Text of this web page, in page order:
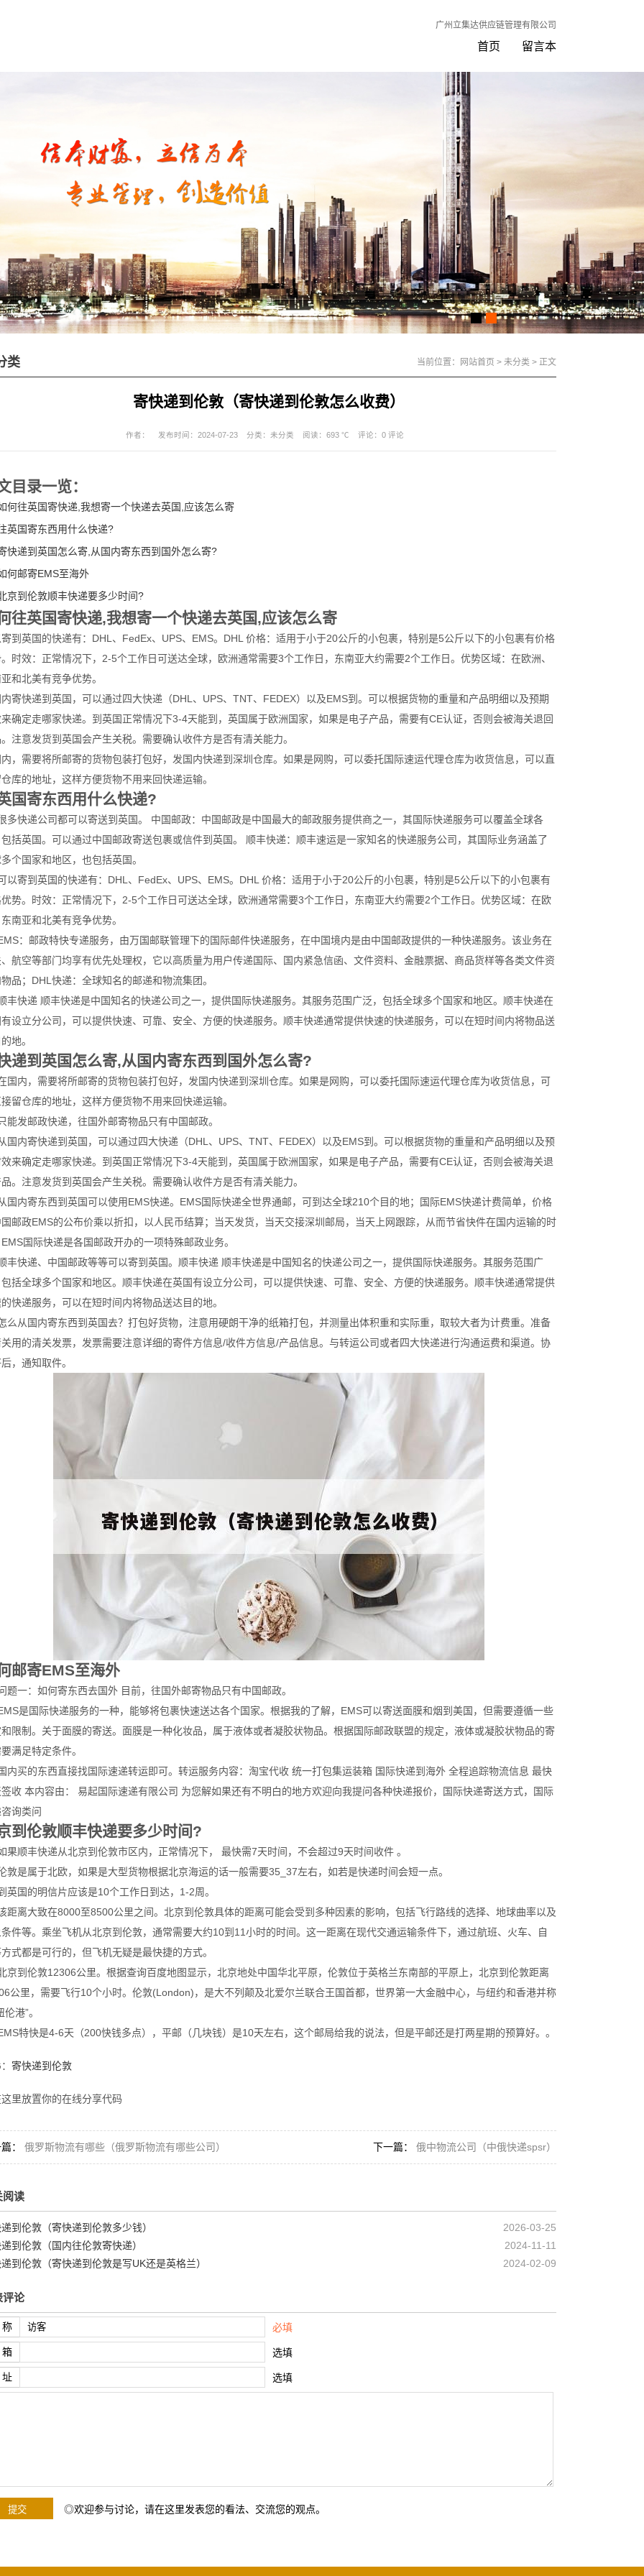
广州立集达供应链管理有限公司
首页 留言本
类 当前位置： 网站首页 > 未分类 > 正文
寄快递到伦敦（寄快递到伦敦怎么收费）
作者： 发布时间：2024-07-23 分类： 未分类 阅读：693 ℃ 评论： 0 评论
目录一览：
何往英国寄快递,我想寄一个快递去英国,应该怎么寄
英国寄东西用什么快递?
快递到英国怎么寄,从国内寄东西到国外怎么寄?
何邮寄EMS至海外
京到伦敦顺丰快递要多少时间?
往英国寄快递,我想寄一个快递去英国,应该怎么寄
到英国的快递有：DHL、FedEx、UPS、EMS。DHL 价格：适用于小于20公斤的小包裹，特别是5公斤以下的小包裹有价格
时效：正常情况下，2-5个工作日可送达全球，欧洲通常需要3个工作日，东南亚大约需要2个工作日。优势区域：在欧洲、
和北美有竞争优势。
内寄快递到英国，可以通过四大快递（DHL、UPS、TNT、FEDEX）以及EMS到。可以根据货物的重量和产品明细以及预期
来确定走哪家快递。到英国正常情况下3-4天能到，英国属于欧洲国家，如果是电子产品，需要有CE认证，否则会被海关退回
注意发货到英国会产生关税。需要确认收件方是否有清关能力。
，需要将所邮寄的货物包装打包好，发国内快递到深圳仓库。如果是网购，可以委托国际速运代理仓库为收货信息，可以直
库的地址，这样方便货物不用来回快递运输。
国寄东西用什么快递?
多快递公司都可以寄送到英国。 中国邮政：中国邮政是中国最大的邮政服务提供商之一，其国际快递服务可以覆盖全球各
括英国。可以通过中国邮政寄送包裹或信件到英国。 顺丰快递：顺丰速运是一家知名的快递服务公司，其国际业务涵盖了
个国家和地区，也包括英国。
以寄到英国的快递有：DHL、FedEx、UPS、EMS。DHL 价格：适用于小于20公斤的小包裹，特别是5公斤以下的小包裹有
势。时效：正常情况下，2-5个工作日可送达全球，欧洲通常需要3个工作日，东南亚大约需要2个工作日。优势区域：在欧
南亚和北美有竞争优势。
：邮政特快专递服务，由万国邮联管理下的国际邮件快递服务，在中国境内是由中国邮政提供的一种快递服务。该业务在
、航空等部门均享有优先处理权，它以高质量为用户传递国际、国内紧急信函、文件资料、金融票据、商品货样等各类文件资
品；DHL快递：全球知名的邮递和物流集团。
丰快递 顺丰快递是中国知名的快递公司之一，提供国际快递服务。其服务范围广泛，包括全球多个国家和地区。顺丰快递在
设立分公司，可以提供快速、可靠、安全、方便的快递服务。顺丰快递通常提供快速的快递服务，可以在短时间内将物品送
地。
递到英国怎么寄,从国内寄东西到国外怎么寄?
国内，需要将所邮寄的货物包装打包好，发国内快递到深圳仓库。如果是网购，可以委托国际速运代理仓库为收货信息，可
接留仓库的地址，这样方便货物不用来回快递运输。
能发邮政快递，往国外邮寄物品只有中国邮政。
国内寄快递到英国，可以通过四大快递（DHL、UPS、TNT、FEDEX）以及EMS到。可以根据货物的重量和产品明细以及预
来确定走哪家快递。到英国正常情况下3-4天能到，英国属于欧洲国家，如果是电子产品，需要有CE认证，否则会被海关退
品。注意发货到英国会产生关税。需要确认收件方是否有清关能力。
国内寄东西到英国可以使用EMS快递。EMS国际快递全世界通邮，可到达全球210个目的地；国际EMS快递计费简单，价格
国邮政EMS的公布价乘以折扣，以人民币结算；当天发货，当天交接深圳邮局，当天上网跟踪，从而节省快件在国内运输的时
国际快递是各国邮政开办的一项特殊邮政业务。
丰快递、中国邮政等等可以寄到英国。顺丰快递 顺丰快递是中国知名的快递公司之一，提供国际快递服务。其服务范围广
包括全球多个国家和地区。顺丰快递在英国有设立分公司，可以提供快速、可靠、安全、方便的快递服务。顺丰快递通常提供
快递服务，可以在短时间内将物品送达目的地。
么从国内寄东西到英国去？打包好货物，注意用硬朗干净的纸箱打包，并测量出体积重和实际重，取较大者为计费重。准备
用的清关发票，发票需要注意详细的寄件方信息/收件方信息/产品信息。与转运公司或者四大快递进行沟通运费和渠道。协
，通知取件。
邮寄EMS至海外
题一：如何寄东西去国外 目前，往国外邮寄物品只有中国邮政。
是国际快递服务的一种，能够将包裹快速送达各个国家。根据我的了解，EMS可以寄送面膜和烟到美国，但需要遵循一些
限制。关于面膜的寄送。面膜是一种化妆品，属于液体或者凝胶状物品。根据国际邮政联盟的规定，液体或凝胶状物品的寄
满足特定条件。
内买的东西直接找国际速递转运即可。转运服务内容：淘宝代收 统一打包集运装箱 国际快递到海外 全程追踪物流信息 最快
签收 本内容由： 易起国际速递有限公司 为您解如果还有不明白的地方欢迎向我提问各种快递报价，国际快递寄送方式，国际
询类问
到伦敦顺丰快递要多少时间?
果顺丰快递从北京到伦敦市区内，正常情况下， 最快需7天时间，不会超过9天时间收件 。
敦是属于北欧，如果是大型货物根据北京海运的话一般需要35_37左右，如若是快递时间会短一点。
英国的明信片应该是10个工作日到达，1-2周。
距离大致在8000至8500公里之间。北京到伦敦具体的距离可能会受到多种因素的影响，包括飞行路线的选择、地球曲率以及
件等。乘坐飞机从北京到伦敦，通常需要大约10到11小时的时间。这一距离在现代交通运输条件下，通过航班、火车、自
式都是可行的，但飞机无疑是最快捷的方式。
京到伦敦12306公里。根据查询百度地图显示，北京地处中国华北平原，伦敦位于英格兰东南部的平原上，北京到伦敦距离
公里，需要飞行10个小时。伦敦(London)，是大不列颠及北爱尔兰联合王国首都，世界第一大金融中心，与纽约和香港并称
伦港”。
特快是4-6天（200快钱多点），平邮（几块钱）是10天左右，这个邮局给我的说法，但是平邮还是打两星期的预算好。。
寄快递到伦敦
里放置你的在线分享代码
篇： 俄罗斯物流有哪些（俄罗斯物流有哪些公司） 下一篇： 俄中物流公司（中俄快递spsr）
阅读
2026-03-25
到伦敦（寄快递到伦敦多少钱）
2024-11-11
到伦敦（国内往伦敦寄快递）
2024-02-09
到伦敦（寄快递到伦敦是写UK还是英格兰）
评论
称 必填
箱 选填
址 选填
◎欢迎参与讨论，请在这里发表您的看法、交流您的观点。